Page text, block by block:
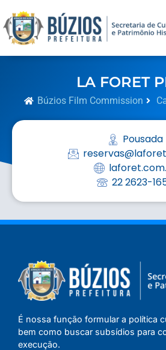
LA FORET
Búzios Film Commission
Pousada
22 2623-
É nossa função formular a política
bem como buscar subsídios para
execução.